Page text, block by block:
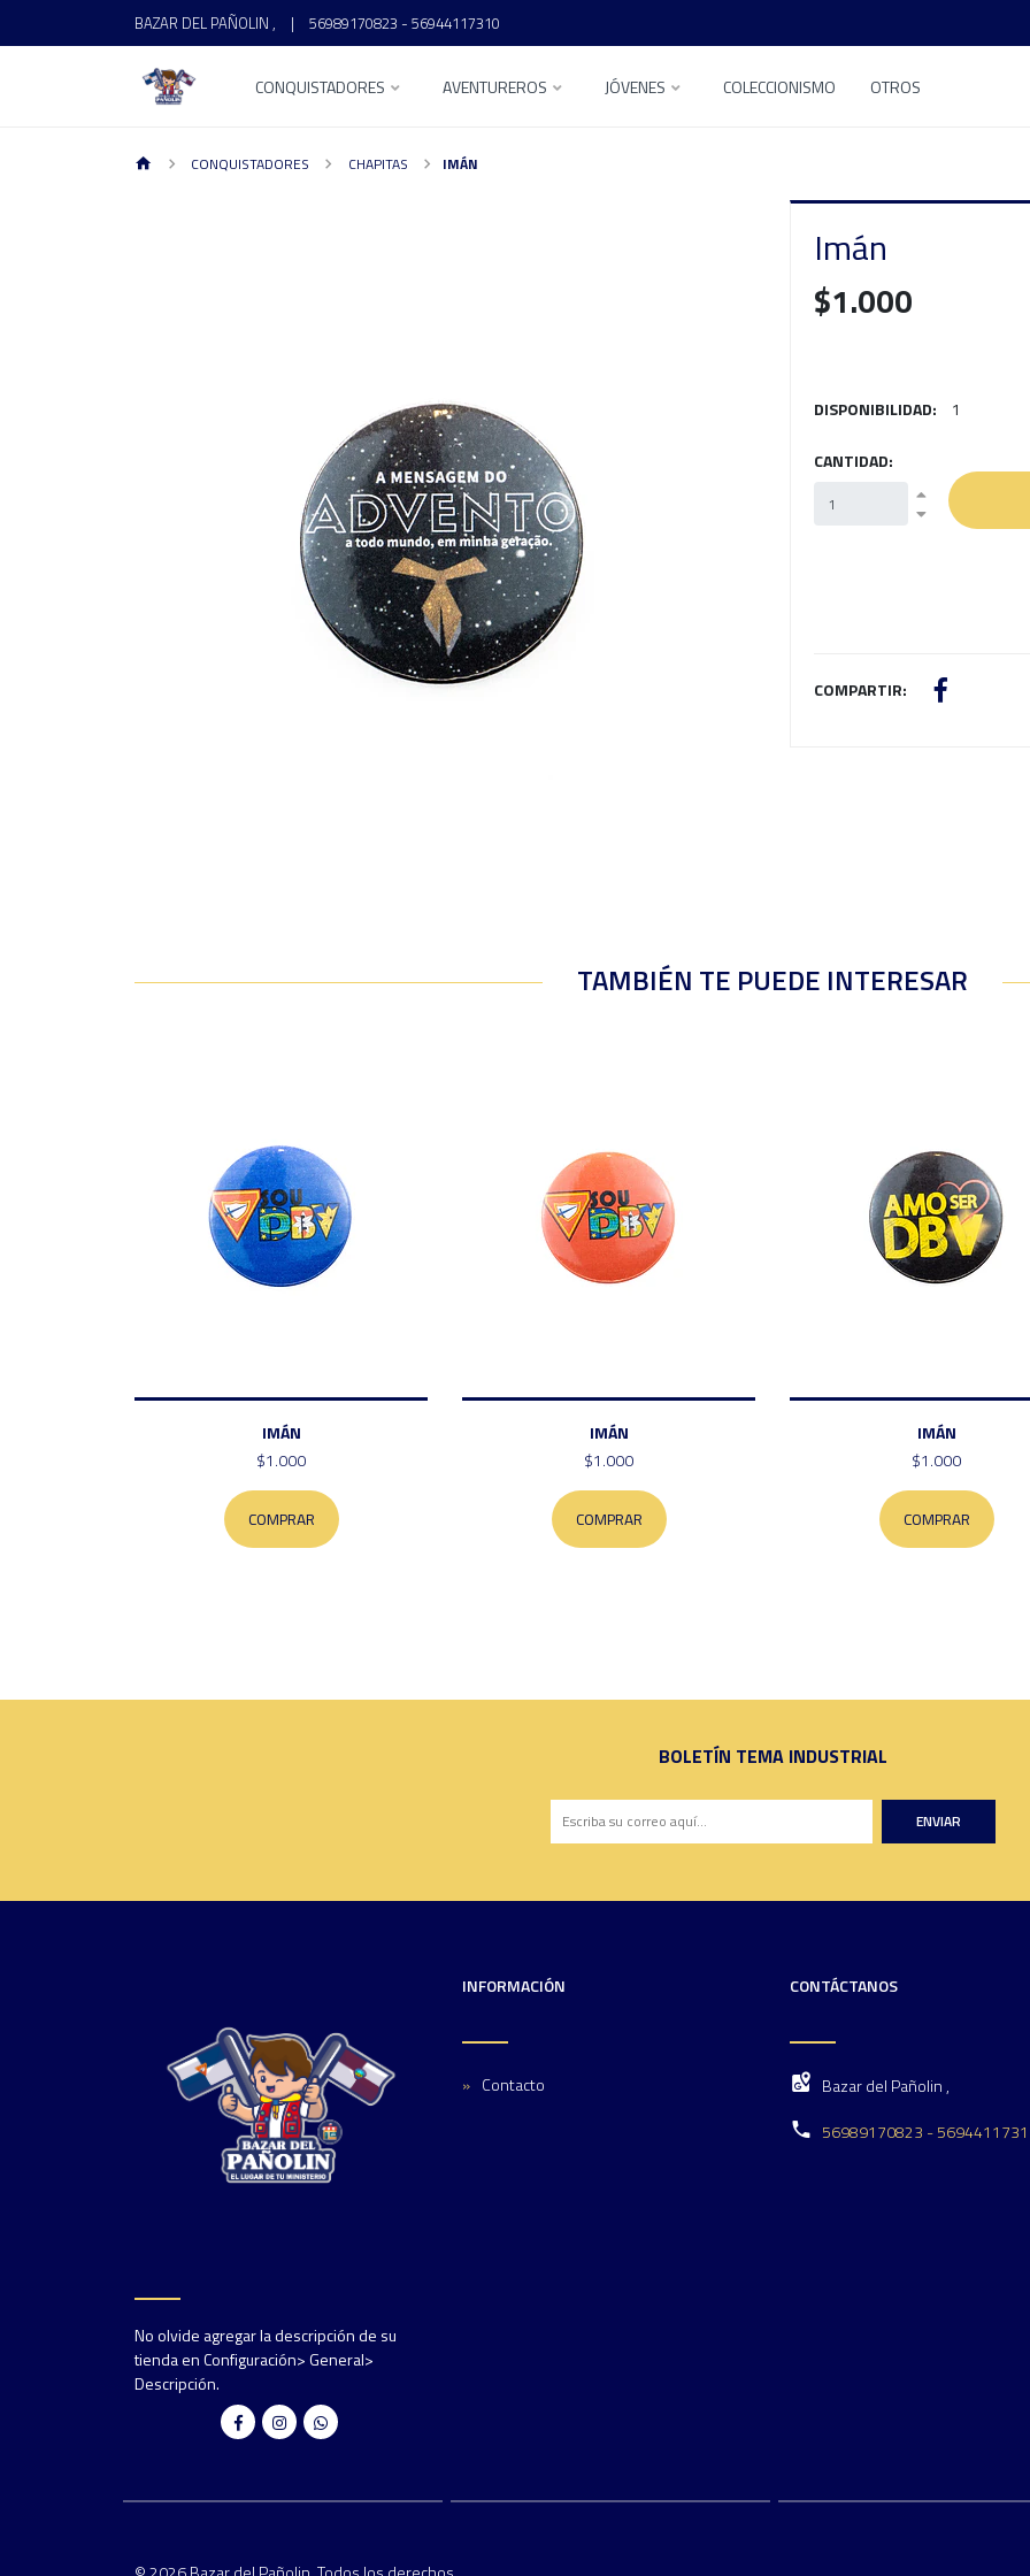
BAZAR DEL PAÑOLIN , | 56989170823 - 56944117310
CONQUISTADORES AVENTUREROS JÓVENES COLECCIONISMO OTROS
CONQUISTADORES CHAPITAS IMÁN
Imán
$1.000
DISPONIBILIDAD: 1
CANTIDAD:
COMPARTIR:
TAMBIÉN TE PUEDE INTERESAR
IMÁN
$1.000
COMPRAR
IMÁN
$1.000
COMPRAR
IMÁN
$1.000
COMPRAR
BOLETÍN TEMA INDUSTRIAL
ENVIAR
No olvide agregar la descripción de su
tienda en Configuración> General>
Descripción.
INFORMACIÓN
Contacto
CONTÁCTANOS
Bazar del Pañolin ,
56989170823 -